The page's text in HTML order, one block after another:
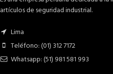
artículos de seguridad industrial.
Lima
Teléfono: (01) 312 7172
Whatsapp: (51) 981 581 993